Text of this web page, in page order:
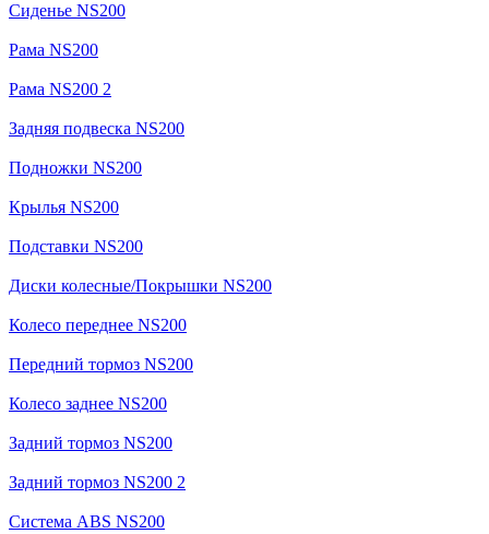
Сиденье NS200
Рама NS200
Рама NS200 2
Задняя подвеска NS200
Подножки NS200
Крылья NS200
Подставки NS200
Диски колесные/Покрышки NS200
Колесо переднее NS200
Передний тормоз NS200
Колесо заднее NS200
Задний тормоз NS200
Задний тормоз NS200 2
Система ABS NS200